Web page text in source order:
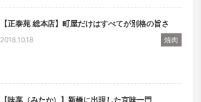
【正泰苑 総本店】町屋だけはすべてが別格の旨さ
2018.10.18 焼肉
【味享（みたか）】新橋に出現した京味一門